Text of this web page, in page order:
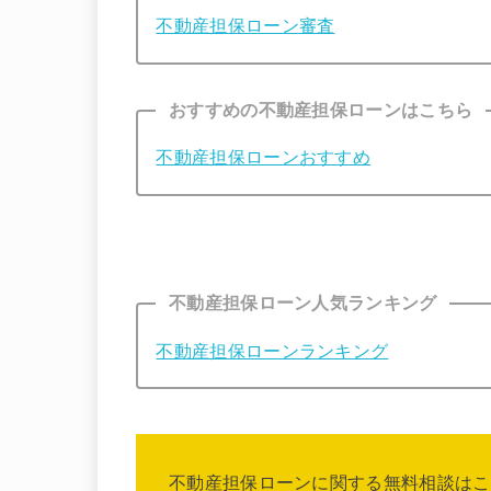
不動産担保ローン審査
おすすめの不動産担保ローンはこちら
不動産担保ローンおすすめ
不動産担保ローン人気ランキング
不動産担保ローンランキング
不動産担保ローンに関する無料相談は